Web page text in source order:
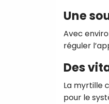
Une
Avec
réguler
Des
La myrtille
pour le